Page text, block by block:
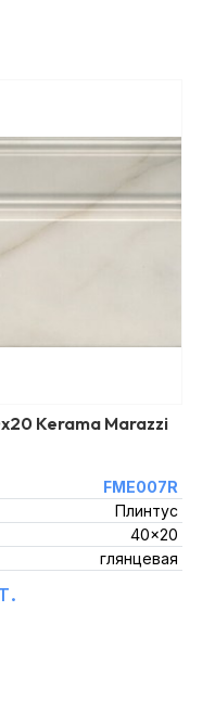
Kerama Marazzi
FME007R
Плинтус
40x20
глянцевая